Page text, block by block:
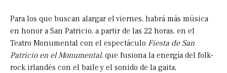
Para los que buscan alargar el viernes, habrá más música
en honor a San Patricio, a partir de las 22 horas, en el
Teatro Monumental con el espectáculo Fiesta de San
Patricio en el Monumental, que fusiona la energía del folk-
rock irlandés con el baile y el sonido de la gaita,